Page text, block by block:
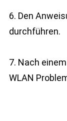
6. Den
durchführen.
7. Nach
WLAN